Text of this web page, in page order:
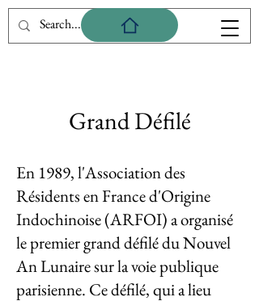
Grand Défilé
En 1989, l'Association des
Résidents en France d'Origine
Indochinoise (ARFOI) a organisé
le premier grand défilé du Nouvel
An Lunaire sur la voie publique
parisienne. Ce défilé, qui a lieu